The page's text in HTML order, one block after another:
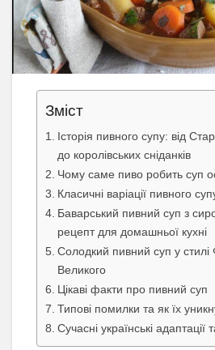
Зміст
Історія пивного супу: від
до королівських сніданків
Чому саме пиво робить суп
Класичні варіації пивного
Баварський пивний суп з
рецепт для домашньої кухні
Солодкий пивний суп у стилі
Великого
Цікаві факти про пивний суп
Типові помилки та як їх
Сучасні українські